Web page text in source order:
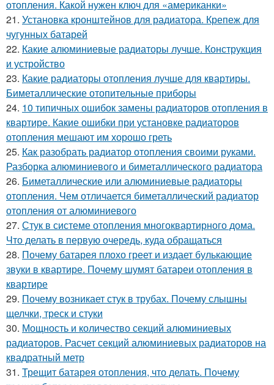
отопления. Какой нужен ключ для «американки»
21. Установка кронштейнов для радиатора. Крепеж для
чугунных батарей
22. Какие алюминиевые радиаторы лучше. Конструкция
и устройство
23. Какие радиаторы отопления лучше для квартиры.
Биметаллические отопительные приборы
24. 10 типичных ошибок замены радиаторов отопления в
квартире. Какие ошибки при установке радиаторов
отопления мешают им хорошо греть
25. Как разобрать радиатор отопления своими руками.
Разборка алюминиевого и биметаллического радиатора
26. Биметаллические или алюминиевые радиаторы
отопления. Чем отличается биметаллический радиатор
отопления от алюминиевого
27. Стук в системе отопления многоквартирного дома.
Что делать в первую очередь, куда обращаться
28. Почему батарея плохо греет и издает булькающие
звуки в квартире. Почему шумят батареи отопления в
квартире
29. Почему возникает стук в трубах. Почему слышны
щелчки, треск и стуки
30. Мощность и количество секций алюминиевых
радиаторов. Расчет секций алюминиевых радиаторов на
квадратный метр
31. Трещит батарея отопления, что делать. Почему